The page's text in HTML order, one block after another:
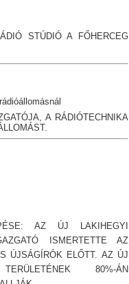
STÚDIÓ A FŐHERCEG
A RÁDIÓTECHNIKA
AZ ÚJ LAKIHEGYI
ISMERTETTE AZ
ÚJSÁGÍRÓK ELŐTT. AZ ÚJ
80%-ÁN